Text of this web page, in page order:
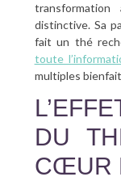
distinctive. Sa
fait un thé
toute
multiples
DU
CŒUR